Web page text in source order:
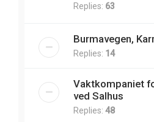
Replies: 63
Burmavegen,
Replies: 14
Vaktkompaniet
ved Salhus
Replies: 48